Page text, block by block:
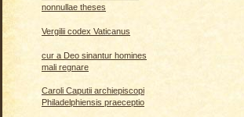
nonnullae theses
Vergilii codex Vaticanus
cur a Deo sinantur homines
mali regnare
Caroli Caputii archiepiscopi
Philadelphiensis praeceptio